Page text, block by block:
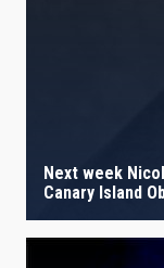
Next week
Canary Island